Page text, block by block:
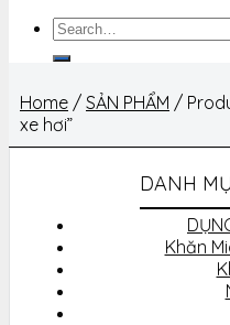
Search
Home / SẢN PHẨM /
xe hơi”
DANH
Khăn